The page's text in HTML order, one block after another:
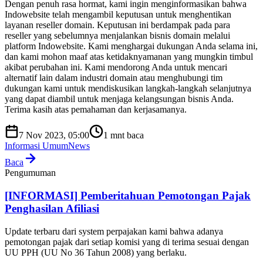
Dengan penuh rasa hormat, kami ingin menginformasikan bahwa
Indowebsite telah mengambil keputusan untuk menghentikan
layanan reseller domain. Keputusan ini berdampak pada para
reseller yang sebelumnya menjalankan bisnis domain melalui
platform Indowebsite. Kami menghargai dukungan Anda selama ini,
dan kami mohon maaf atas ketidaknyamanan yang mungkin timbul
akibat perubahan ini. Kami mendorong Anda untuk mencari
alternatif lain dalam industri domain atau menghubungi tim
dukungan kami untuk mendiskusikan langkah-langkah selanjutnya
yang dapat diambil untuk menjaga kelangsungan bisnis Anda.
Terima kasih atas pemahaman dan kerjasamanya.
7 Nov 2023, 05:00 1 mnt baca
Informasi UmumNews
Baca
Pengumuman
[INFORMASI] Pemberitahuan Pemotongan Pajak
Penghasilan Afiliasi
Update terbaru dari system perpajakan kami bahwa adanya
pemotongan pajak dari setiap komisi yang di terima sesuai dengan
UU PPH (UU No 36 Tahun 2008) yang berlaku.